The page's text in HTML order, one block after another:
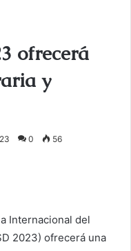
ofrecerá
y
0 56
Internacional del
2023) ofrecerá una